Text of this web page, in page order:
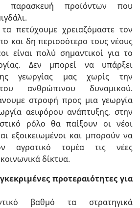
παρασκευή προϊόντων που
πετύχουμε χρειαζόμαστε τον
και δη περισσότερο τους νέους
είναι πολύ σημαντικοί για το
Δεν μπορεί να υπάρξει
γεωργίας μας χωρίς την
ανθρώπινου δυναμικού.
στροφή προς μια γεωργία
αειφόρου ανάπτυξης, στην
ρόλο θα παίξουν οι νέοι
εξοικειωμένοι και μπορούν να
αγροτικό τομέα τις νέες
δίκτυα.
προτεραιότητες για
βαθμό τα στρατηγικά